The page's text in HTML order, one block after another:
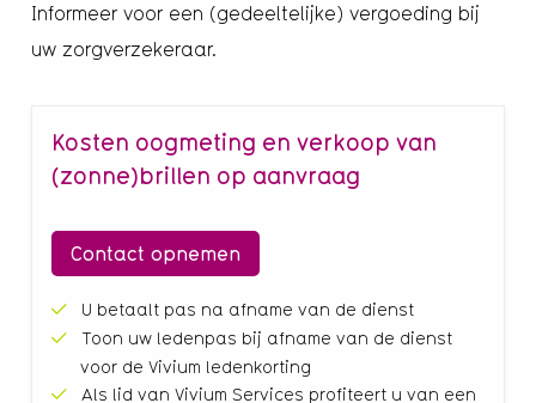
Informeer voor een (gedeeltelijke) vergoeding bij
uw zorgverzekeraar.
Kosten oogmeting en verkoop van
(zonne)brillen op aanvraag
Contact opnemen
U betaalt pas na afname van de dienst
Toon uw ledenpas bij afname van de dienst
voor de Vivium ledenkorting
Als lid van Vivium Services profiteert u van een